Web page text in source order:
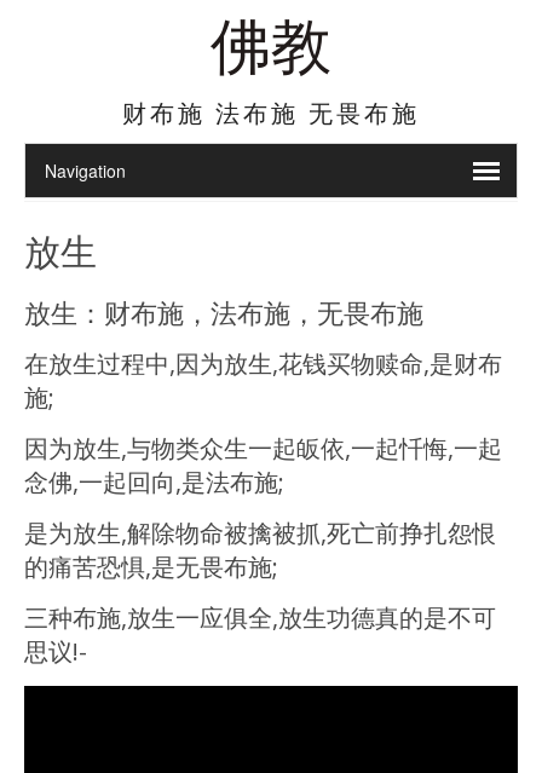
佛教
财布施 法布施 无畏布施
放生
放生：财布施，法布施，无畏布施
在放生过程中,因为放生,花钱买物赎命,是财布
施;
因为放生,与物类众生一起皈依,一起忏悔,一起
念佛,一起回向,是法布施;
是为放生,解除物命被擒被抓,死亡前挣扎怨恨
的痛苦恐惧,是无畏布施;
三种布施,放生一应俱全,放生功德真的是不可
思议!-